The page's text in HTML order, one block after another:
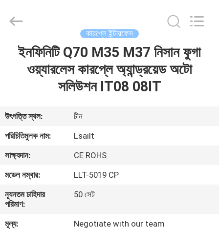
বাড়ি
ভিডিও
সম্পর্কে
কারখানা
Electron
Co.,Ltd.
Reserved.
কারপ্লে ইন্টারফেস
ইনফিনিটি Q70 M35 M37 নিসান ফুগা
ওয়্যারলেস কারপ্লে অ্যান্ড্রয়েড অটো
সলিউশন IT08 08IT
উৎপত্তি স্থল:
চীন
পরিচিতিমুলক নাম:
Lsailt
সাক্ষ্যদান:
CE ROHS
মডেল নম্বার:
LLT-5019 CP
ন্যূনতম চাহিদার
পরিমাণ:
50 সেট
মূল্য:
Negotiate with our team